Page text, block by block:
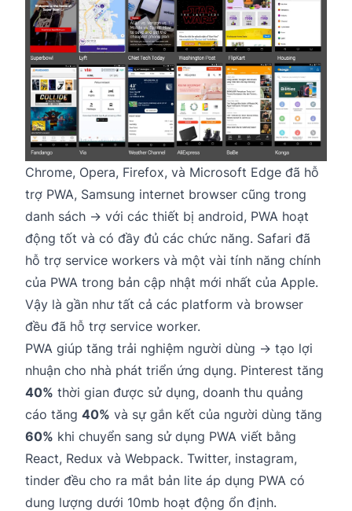
Chrome, Opera, Firefox, và Microsoft Edge đã hỗ
trợ PWA, Samsung internet browser cũng trong
danh sách → với các thiết bị android, PWA hoạt
động tốt và có đầy đủ các chức năng. Safari đã
hỗ trợ service workers và một vài tính năng chính
của PWA trong bản cập nhật mới nhất của Apple.
Vậy là gần như tất cả các platform và browser
đều đã hỗ trợ service worker.
PWA giúp tăng trải nghiệm người dùng → tạo lợi
nhuận cho nhà phát triển ứng dụng. Pinterest tăng
40% thời gian được sử dụng, doanh thu quảng
cáo tăng 40% và sự gắn kết của người dùng tăng
60% khi chuyển sang sử dụng PWA viết bằng
React, Redux và Webpack. Twitter, instagram,
tinder đều cho ra mắt bản lite áp dụng PWA có
dung lượng dưới 10mb hoạt động ổn định.